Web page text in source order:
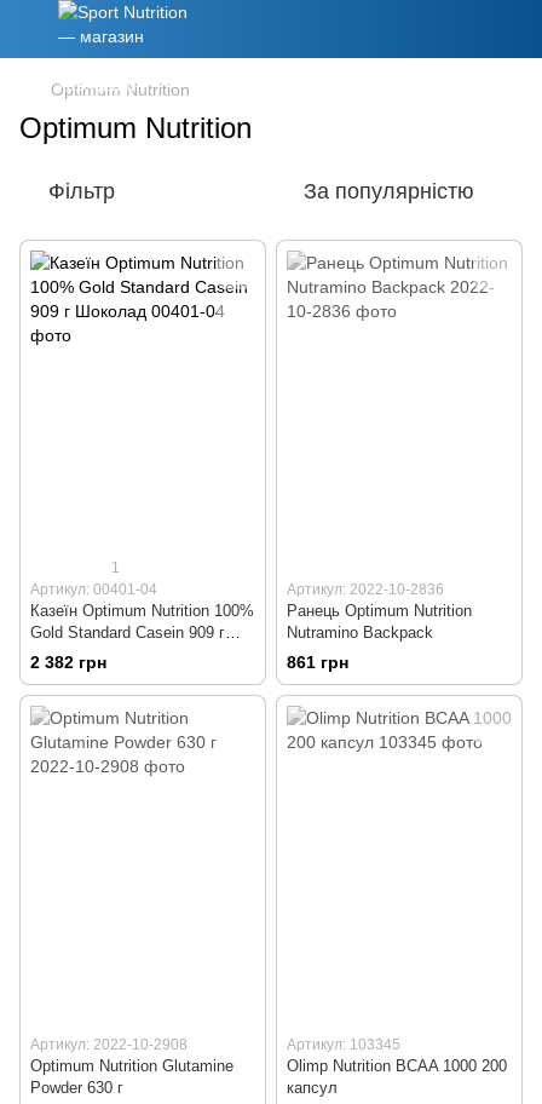
Optimum Nutrition
Optimum Nutrition
Фільтр За популярністю
1
Артикул: 00401-04
Казеїн Optimum Nutrition 100%
Gold Standard Casein 909 г
Шоколад
2 382 грн
Артикул: 2022-10-2836
Ранець Optimum Nutrition
Nutramino Backpack
861 грн
Артикул: 2022-10-2908
Optimum Nutrition Glutamine
Powder 630 г
Артикул: 103345
Olimp Nutrition BCAA 1000 200
капсул